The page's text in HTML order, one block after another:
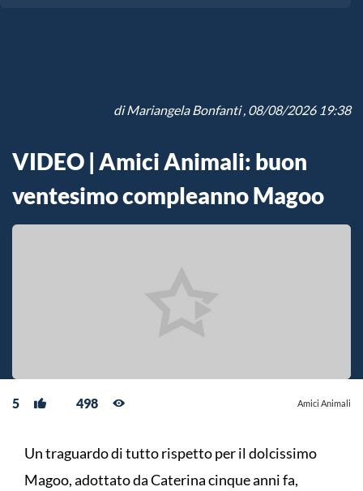
diMariangela Bonfanti, 08/08/2026 19:38
VIDEO | Amici Animali: buon
ventesimo compleanno Magoo
5 498 Amici Animali
Un traguardo di tutto rispetto per il dolcissimo
Magoo, adottato da Caterina cinque anni fa,